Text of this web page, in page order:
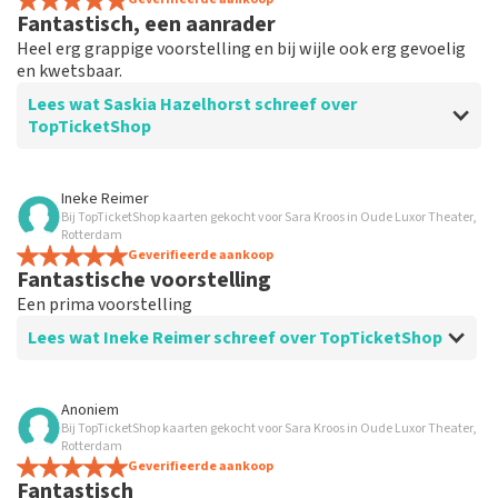
Fantastisch, een aanrader
Heel erg grappige voorstelling en bij wijle ook erg gevoelig
en kwetsbaar.
Lees wat Saskia Hazelhorst schreef over
TopTicketShop
Beoordeling van Saskia Hazelhorst over
Prima service.
Ineke Reimer
Bij TopTicketShop kaarten gekocht voor Sara Kroos in Oude Luxor Theater,
Rotterdam
Geverifieerde aankoop
Fantastische voorstelling
Een prima voorstelling
Lees wat Ineke Reimer schreef over TopTicketShop
Beoordeling van Ineke Reimer over
Prima
Ook prettig paar dagen voor voorstellingen een
reminder
Anoniem
Bij TopTicketShop kaarten gekocht voor Sara Kroos in Oude Luxor Theater,
Rotterdam
Geverifieerde aankoop
Fantastisch